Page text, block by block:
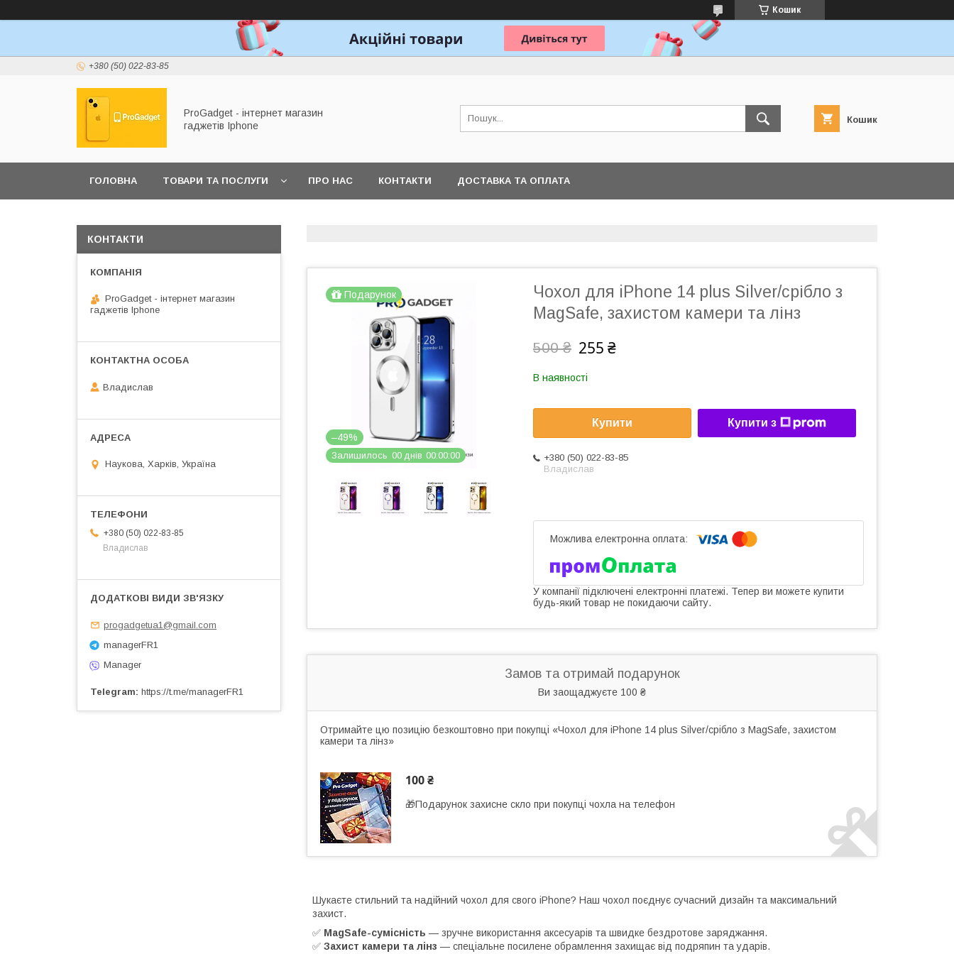
Кошик
+380 (50) 022-83-85
ProGadget - iнтернет магазин
гаджетів Iphone
Кошик
ГОЛОВНА ТОВАРИ ТА ПОСЛУГИ ПРО НАС КОНТАКТИ ДОСТАВКА ТА ОПЛАТА
Подарунок
–49%
Залишилось 00 днів 00 00 00
Чохол для iPhone 14 plus Silver/срібло з
MagSafe, захистом камери та лінз
500 ₴ 255 ₴
В наявності
Купити Купити з
+380 (50) 022-83-85
Владислав
У компанії підключені електронні платежі. Тепер ви можете купити
будь-який товар не покидаючи сайту.
Замов та отримай подарунок
Ви заощаджуєте 100 ₴
Отримайте цю позицію безкоштовно при покупці «Чохол для iPhone 14 plus Silver/срібло з MagSafe, захистом
камери та лінз»
100 ₴
🎁Подарунок захисне скло при покупці чохла на телефон
Шукаєте стильний та надійний чохол для свого iPhone? Наш чохол поєднує сучасний дизайн та максимальний
захист.
✅ MagSafe-сумісність — зручне використання аксесуарів та швидке бездротове заряджання.
✅ Захист камери та лінз — спеціальне посилене обрамлення захищає від подряпин та ударів.
КОНТАКТИ
ProGadget - iнтернет магазин
гаджетів Iphone
Владислав
Наукова, Харків, Україна
+380 (50) 022-83-85
Владислав
progadgetua1@gmail.com
managerFR1
Manager
Telegram https://t.me/managerFR1